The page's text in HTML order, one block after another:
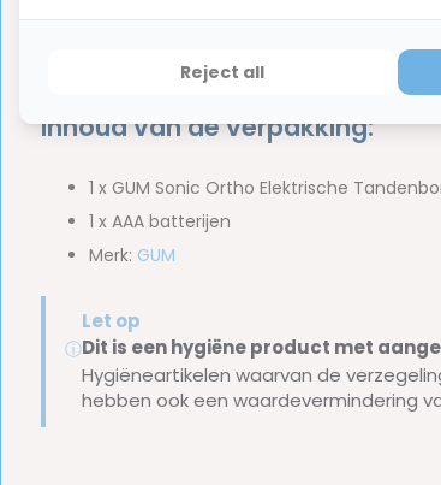
Is eenvoudig mee op reis te nemen.
Inhoud van de verpakking:
1 x GUM Sonic Ortho Elektrische
1 x AAA batterijen
Merk: GUM
ⓘ
Let op
Dit is een hygiëne product met
Hygiëneartikelen waarvan de
hebben ook een waardevermindering
Reject all